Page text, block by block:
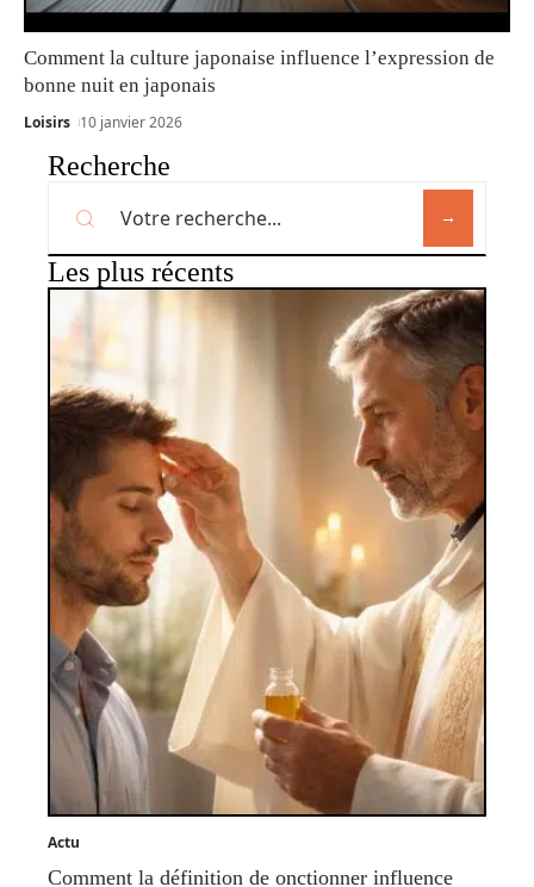
Comment la culture japonaise influence l’expression de
bonne nuit en japonais
Loisirs 10 janvier 2026
Recherche
Les plus récents
Actu
Comment la définition de onctionner influence